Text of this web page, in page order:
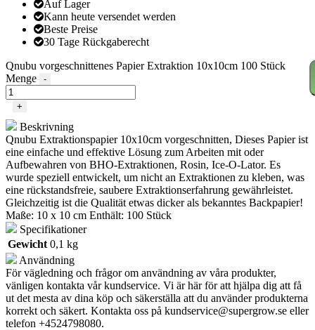
Auf Lager
Kann heute versendet werden
Beste Preise
30 Tage Rückgaberecht
Qnubu vorgeschnittenes Papier Extraktion 10x10cm 100 Stück
Menge
-
+
Beskrivning
Qnubu Extraktionspapier 10x10cm vorgeschnitten, Dieses Papier ist
eine einfache und effektive Lösung zum Arbeiten mit oder
Aufbewahren von BHO-Extraktionen, Rosin, Ice-O-Lator. Es
wurde speziell entwickelt, um nicht an Extraktionen zu kleben, was
eine rückstandsfreie, saubere Extraktionserfahrung gewährleistet.
Gleichzeitig ist die Qualität etwas dicker als bekanntes Backpapier!
Maße: 10 x 10 cm Enthält: 100 Stück
Specifikationer
Gewicht 0,1 kg
Användning
För vägledning och frågor om användning av våra produkter,
vänligen kontakta vår kundservice. Vi är här för att hjälpa dig att få
ut det mesta av dina köp och säkerställa att du använder produkterna
korrekt och säkert. Kontakta oss på kundservice@supergrow.se eller
telefon +4524798080.